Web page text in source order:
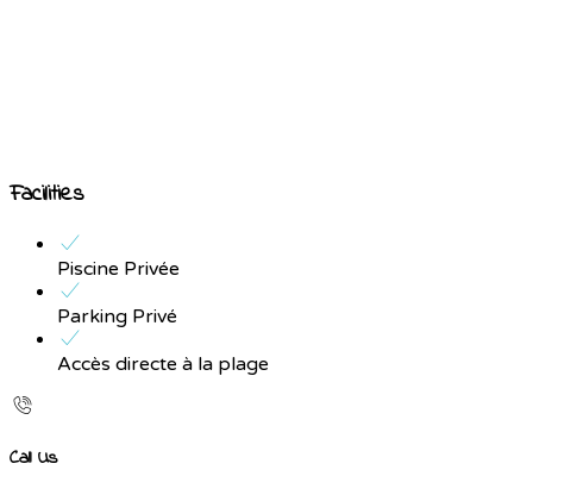
Facilities
Piscine Privée
Parking Privé
Accès directe à la plage
Call Us